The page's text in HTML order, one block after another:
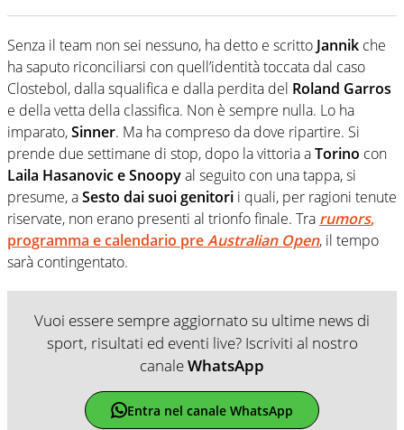
Senza il team non sei nessuno, ha detto e scritto Jannik che
ha saputo riconciliarsi con quell’identità toccata dal caso
Clostebol, dalla squalifica e dalla perdita del Roland Garros
e della vetta della classifica. Non è sempre nulla. Lo ha
imparato,Sinner. Ma ha compreso da dove ripartire. Si
prende due settimane di stop, dopo la vittoria aTorino con
Laila Hasanovic e Snoopyal seguito con una tappa, si
presume, aSesto dai suoi genitori i quali, per ragioni tenute
riservate, non erano presenti al trionfo finale. Tra rumors,
programma e calendario preAustralian Open, il tempo
sarà contingentato.
Vuoi essere sempre aggiornato su ultime news di
sport, risultati ed eventi live? Iscriviti al nostro
canaleWhatsApp
Entra nel canale WhatsApp